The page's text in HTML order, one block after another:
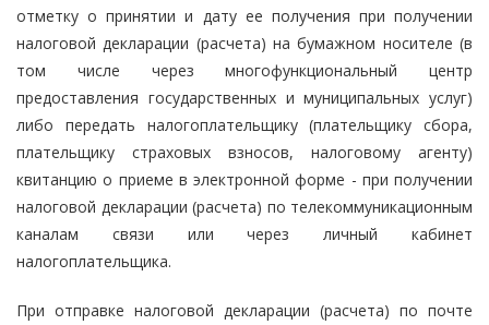
отметку о принятии и дату ее получения при получении
налоговой декларации (расчета) на бумажном носителе (в
том числе через многофункциональный центр
предоставления государственных и муниципальных услуг)
либо передать налогоплательщику (плательщику сбора,
плательщику страховых взносов, налоговому агенту)
квитанцию о приеме в электронной форме - при получении
налоговой декларации (расчета) по телекоммуникационным
каналам связи или через личный кабинет
налогоплательщика.
При отправке налоговой декларации (расчета) по почте